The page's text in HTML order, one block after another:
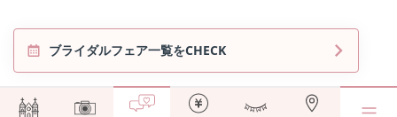
ブライダルフェア一覧をCHECK